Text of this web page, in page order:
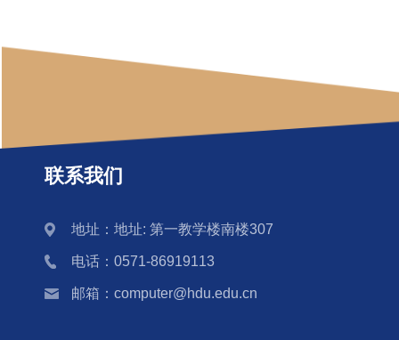
联系我们
地址：地址: 第一教学楼南楼307
电话：0571-86919113
邮箱：computer@hdu.edu.cn